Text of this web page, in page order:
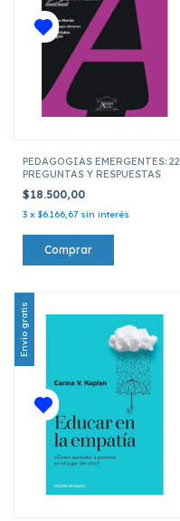
PEDAGOGIAS EMERGENTES: 22
PREGUNTAS Y RESPUESTAS
$18.500,00
3 x $6.166,67 sin interés
Envío gratis